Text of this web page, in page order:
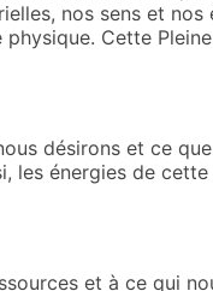
nos sens et nos
Cette
désirons et ce
les énergies de
et à ce qui